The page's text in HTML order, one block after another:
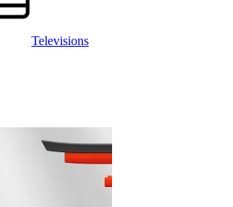
Televisions